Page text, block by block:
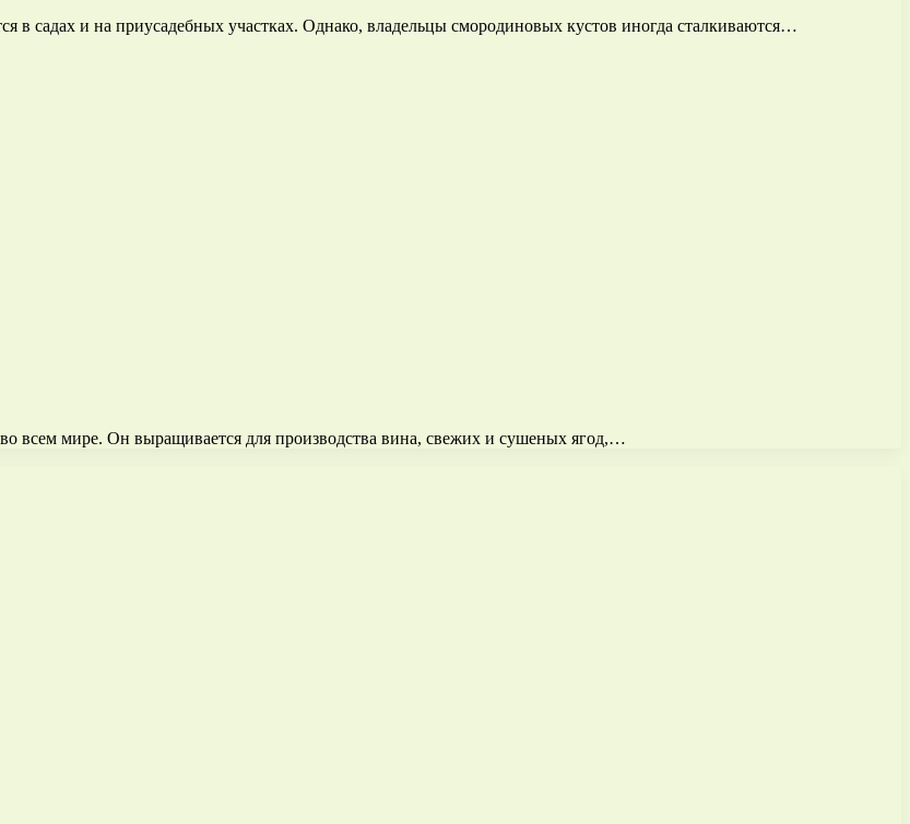
в садах и на приусадебных участках. Однако, владельцы смородиновых кустов иногда сталкиваются…
всем мире. Он выращивается для производства вина, свежих и сушеных ягод,…